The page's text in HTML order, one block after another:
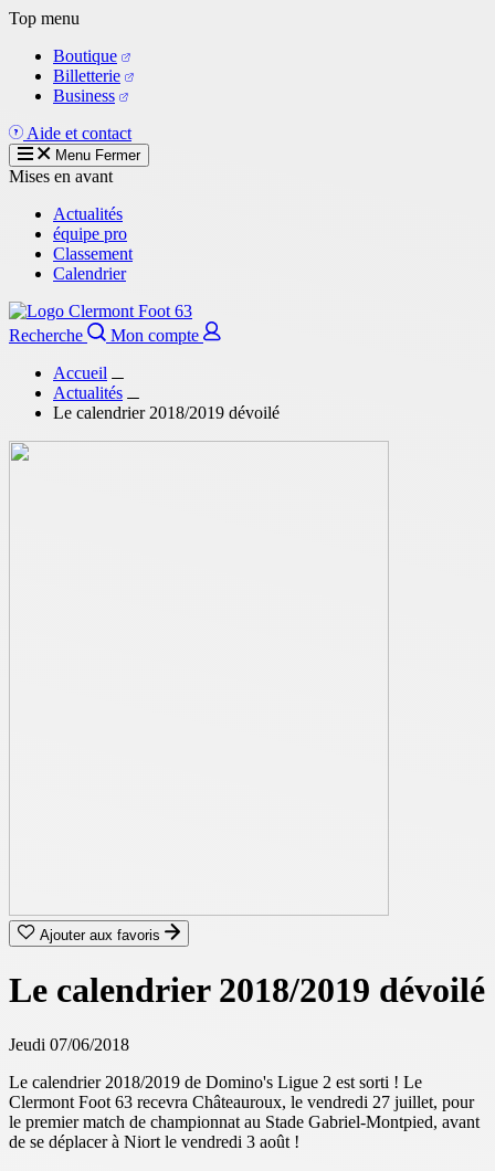
Aller
contenu
principal
Top menu
Boutique
Billetterie
Business
Aide et contact
Menu Fermer
Mises en avant
Actualités
équipe pro
Classement
Calendrier
Recherche
Mon compte
Accueil
Actualités
Le calendrier 2018/2019 dévoilé
Ajouter aux favoris
Le calendrier 2018/2019 dévoilé
Jeudi 07/06/2018
Le calendrier 2018/2019 de Domino's Ligue 2 est sorti ! Le
Clermont Foot 63 recevra Châteauroux, le vendredi 27 juillet, pour
le premier match de championnat au Stade Gabriel-Montpied, avant
de se déplacer à Niort le vendredi 3 août !